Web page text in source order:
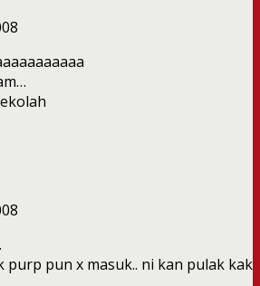
purp pun x masuk.. ni kan pulak kak